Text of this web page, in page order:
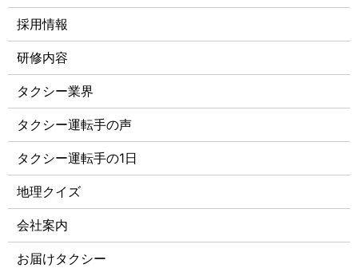
採用情報
研修内容
タクシー業界
タクシー運転手の声
タクシー運転手の1日
地理クイズ
会社案内
お届けタクシー